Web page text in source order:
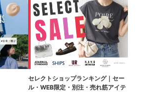
セレクトショップランキング｜セー
ル・WEB限定・別注・売れ筋アイテ